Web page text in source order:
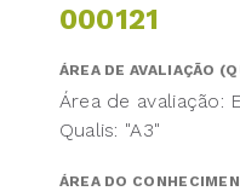
000121
ÁREA DE AVALIAÇÃO
Área de avaliação:
Qualis: "A3"
ÁREA DO